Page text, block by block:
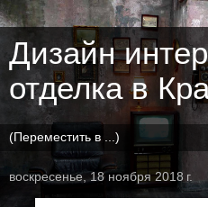
Дизайн
отделка в
воскресенье, 18 ноября 2018 г.